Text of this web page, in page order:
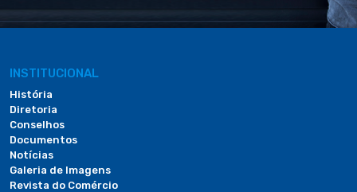
INSTITUCIONAL
História
Diretoria
Conselhos
Documentos
Notícias
Galeria de Imagens
Revista do Comércio